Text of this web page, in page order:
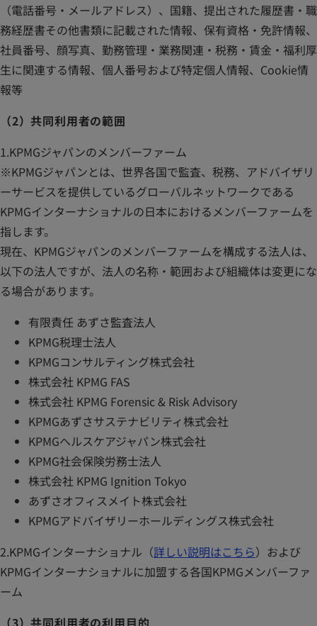
（電話番号・メールアドレス）、国籍、提出された履歴書・職
務経歴書その他書類に記載された情報、保有資格・免許情報、
社員番号、顔写真、勤務管理・業務関連・税務・賃金・福利厚
生に関連する情報、個人番号および特定個人情報、Cookie情
報等
（2）共同利用者の範囲
1.KPMGジャパンのメンバーファーム
※KPMGジャパンとは、世界各国で監査、税務、アドバイザリ
ーサービスを提供しているグローバルネットワークである
KPMGインターナショナルの日本におけるメンバーファームを
指します。
現在、KPMGジャパンのメンバーファームを構成する法人は、
以下の法人ですが、法人の名称・範囲および組織体は変更にな
る場合があります。
有限責任 あずさ監査法人
KPMG税理士法人
KPMGコンサルティング株式会社
株式会社 KPMG FAS
株式会社 KPMG Forensic & Risk Advisory
KPMGあずさサステナビリティ株式会社
KPMGヘルスケアジャパン株式会社
KPMG社会保険労務士法人
株式会社 KPMG Ignition Tokyo
あずさオフィスメイト株式会社
KPMGアドバイザリーホールディングス株式会社
2.KPMGインターナショナル（詳しい説明はこちら）および
KPMGインターナショナルに加盟する各国KPMGメンバーファ
ーム
（3）共同利用者の利用目的